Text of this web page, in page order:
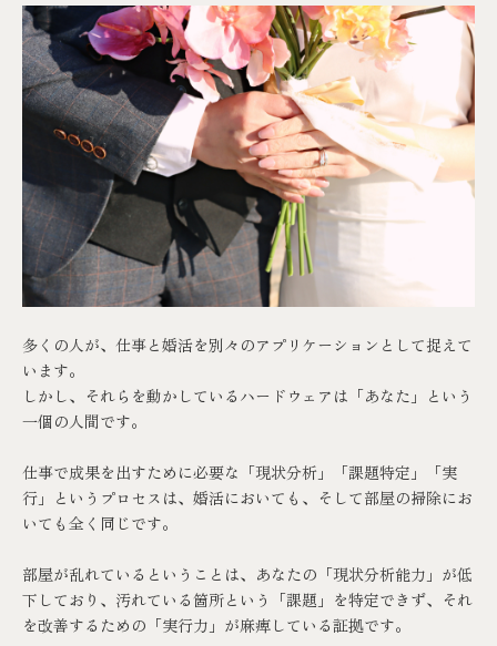
多くの人が、仕事と婚活を別々のアプリケーションとして捉えて
います。
しかし、それらを動かしているハードウェアは「あなた」という
一個の人間です。
仕事で成果を出すために必要な「現状分析」「課題特定」「実
行」というプロセスは、婚活においても、そして部屋の掃除にお
いても全く同じです。
部屋が乱れているということは、あなたの「現状分析能力」が低
下しており、汚れている箇所という「課題」を特定できず、それ
を改善するための「実行力」が麻痺している証拠です。